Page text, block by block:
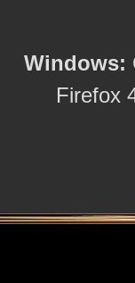
Windows:
Firefox